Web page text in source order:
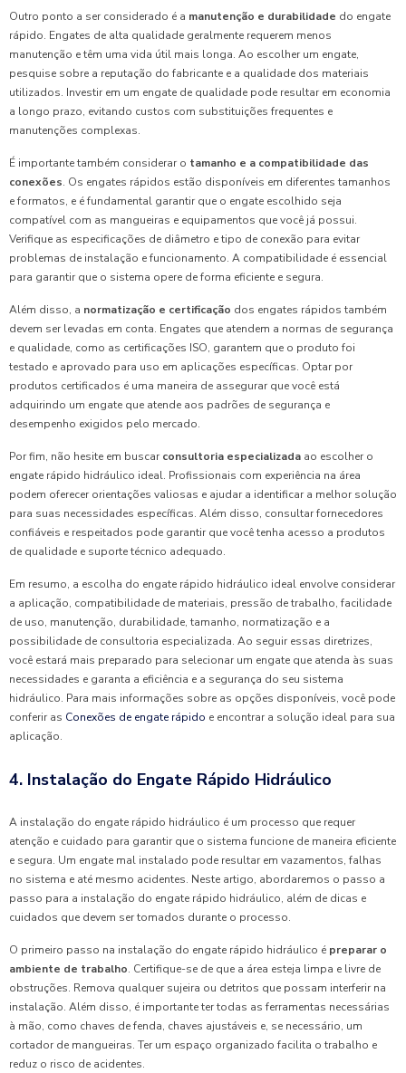
Outro ponto a ser considerado é a manutenção e durabilidade do engate
rápido. Engates de alta qualidade geralmente requerem menos
manutenção e têm uma vida útil mais longa. Ao escolher um engate,
pesquise sobre a reputação do fabricante e a qualidade dos materiais
utilizados. Investir em um engate de qualidade pode resultar em economia
a longo prazo, evitando custos com substituições frequentes e
manutenções complexas.
É importante também considerar o tamanho e a compatibilidade das
conexões. Os engates rápidos estão disponíveis em diferentes tamanhos
e formatos, e é fundamental garantir que o engate escolhido seja
compatível com as mangueiras e equipamentos que você já possui.
Verifique as especificações de diâmetro e tipo de conexão para evitar
problemas de instalação e funcionamento. A compatibilidade é essencial
para garantir que o sistema opere de forma eficiente e segura.
Além disso, a normatização e certificação dos engates rápidos também
devem ser levadas em conta. Engates que atendem a normas de segurança
e qualidade, como as certificações ISO, garantem que o produto foi
testado e aprovado para uso em aplicações específicas. Optar por
produtos certificados é uma maneira de assegurar que você está
adquirindo um engate que atende aos padrões de segurança e
desempenho exigidos pelo mercado.
Por fim, não hesite em buscar consultoria especializada ao escolher o
engate rápido hidráulico ideal. Profissionais com experiência na área
podem oferecer orientações valiosas e ajudar a identificar a melhor solução
para suas necessidades específicas. Além disso, consultar fornecedores
confiáveis e respeitados pode garantir que você tenha acesso a produtos
de qualidade e suporte técnico adequado.
Em resumo, a escolha do engate rápido hidráulico ideal envolve considerar
a aplicação, compatibilidade de materiais, pressão de trabalho, facilidade
de uso, manutenção, durabilidade, tamanho, normatização e a
possibilidade de consultoria especializada. Ao seguir essas diretrizes,
você estará mais preparado para selecionar um engate que atenda às suas
necessidades e garanta a eficiência e a segurança do seu sistema
hidráulico. Para mais informações sobre as opções disponíveis, você pode
conferir as Conexões de engate rápido e encontrar a solução ideal para sua
aplicação.
4. Instalação do Engate Rápido Hidráulico
A instalação do engate rápido hidráulico é um processo que requer
atenção e cuidado para garantir que o sistema funcione de maneira eficiente
e segura. Um engate mal instalado pode resultar em vazamentos, falhas
no sistema e até mesmo acidentes. Neste artigo, abordaremos o passo a
passo para a instalação do engate rápido hidráulico, além de dicas e
cuidados que devem ser tomados durante o processo.
O primeiro passo na instalação do engate rápido hidráulico é preparar o
ambiente de trabalho. Certifique-se de que a área esteja limpa e livre de
obstruções. Remova qualquer sujeira ou detritos que possam interferir na
instalação. Além disso, é importante ter todas as ferramentas necessárias
à mão, como chaves de fenda, chaves ajustáveis e, se necessário, um
cortador de mangueiras. Ter um espaço organizado facilita o trabalho e
reduz o risco de acidentes.